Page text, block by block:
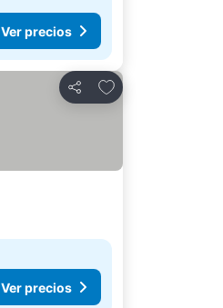
Ver precios
Compartir
Agregar a favoritos
Ver precios